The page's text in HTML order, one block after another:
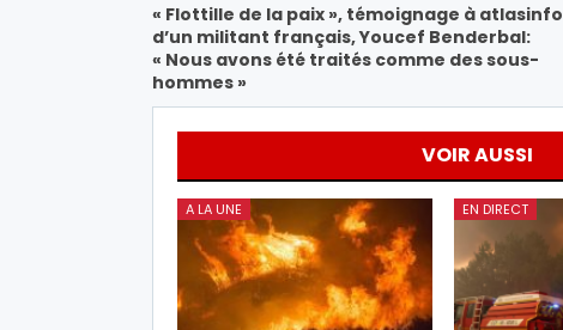
« Flottille de la paix », témoignage à atlasinfo
d’un militant français, Youcef Benderbal:
« Nous avons été traités comme des sous-
hommes »
VOIR AUSSI
A LA UNE EN DIRECT